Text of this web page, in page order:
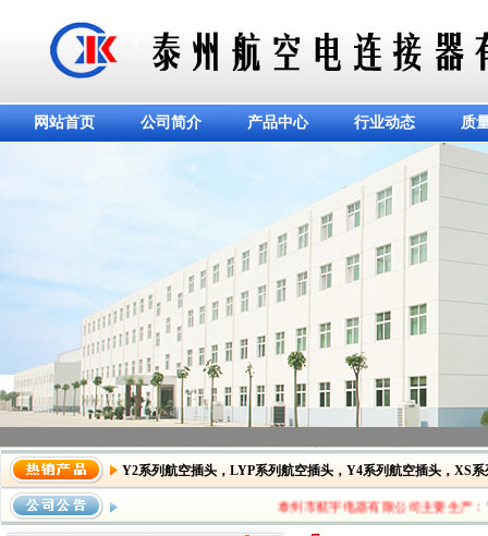
网站首页 公司简介 产品中心 行业动态 质
dddddddddddd
Y2系列航空插头 ， LYP系列航空插头 ， Y4系列航空插头 ， XS系
Y17系列航空插头，XC系列航空插头，CXCH
泰州市航宇电器有限公司主要生产：Y2